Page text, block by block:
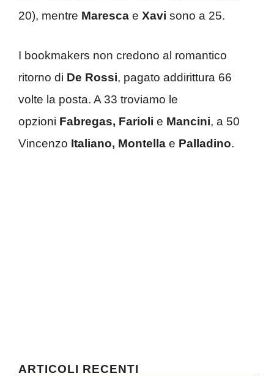
20), mentre Maresca e Xavi sono a 25.
I bookmakers non credono al romantico
ritorno di De Rossi, pagato addirittura 66
volte la posta. A 33 troviamo le
opzioni Fabregas, Farioli e Mancini, a 50
Vincenzo Italiano, Montella e Palladino.
ARTICOLI RECENTI